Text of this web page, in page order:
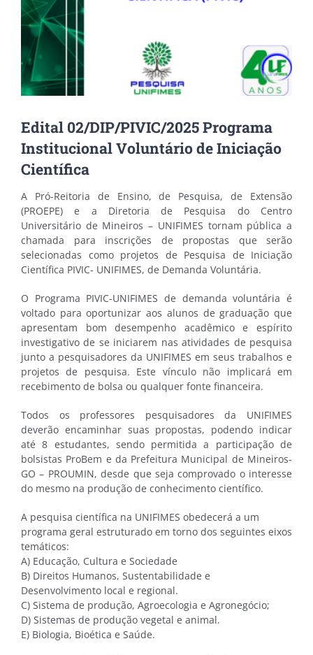
Edital 02/DIP/PIVIC/2025 Programa
Institucional Voluntário de Iniciação
Científica
A Pró-Reitoria de Ensino, de Pesquisa, de Extensão
(PROEPE) e a Diretoria de Pesquisa do Centro
Universitário de Mineiros – UNIFIMES tornam pública a
chamada para inscrições de propostas que serão
selecionadas como projetos de Pesquisa de Iniciação
Científica PIVIC- UNIFIMES, de Demanda Voluntária.
O Programa PIVIC-UNIFIMES de demanda voluntária é
voltado para oportunizar aos alunos de graduação que
apresentam bom desempenho acadêmico e espírito
investigativo de se iniciarem nas atividades de pesquisa
junto a pesquisadores da UNIFIMES em seus trabalhos e
projetos de pesquisa. Este vínculo não implicará em
recebimento de bolsa ou qualquer fonte financeira.
Todos os professores pesquisadores da UNIFIMES
deverão encaminhar suas propostas, podendo indicar
até 8 estudantes, sendo permitida a participação de
bolsistas ProBem e da Prefeitura Municipal de Mineiros-
GO – PROUMIN, desde que seja comprovado o interesse
do mesmo na produção de conhecimento científico.
A pesquisa científica na UNIFIMES obedecerá a um
programa geral estruturado em torno dos seguintes eixos
temáticos:
A) Educação, Cultura e Sociedade
B) Direitos Humanos, Sustentabilidade e
Desenvolvimento local e regional.
C) Sistema de produção, Agroecologia e Agronegócio;
D) Sistemas de produção vegetal e animal.
E) Biologia, Bioética e Saúde.